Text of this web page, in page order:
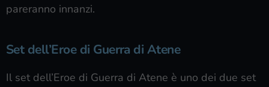
pareranno innanzi.
Set dell’Eroe di Guerra di Atene
Il set dell’Eroe di Guerra di Atene è uno dei due set